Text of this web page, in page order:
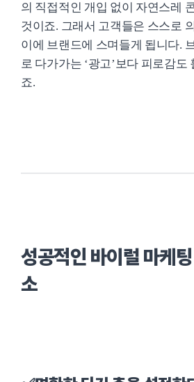
의 직접적인 개입 없이 자연스레
것이죠. 그래서 고객들은 스스로
이에 브랜드에 스며들게 됩니다.
로 다가가는 ‘광고’보다 피로감도
죠.
성공적인 바이럴 마케
소